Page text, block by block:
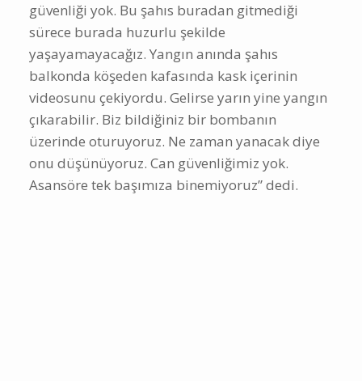
güvenliği yok. Bu şahıs buradan gitmediği
sürece burada huzurlu şekilde
yaşayamayacağız. Yangın anında şahıs
balkonda köşeden kafasında kask içerinin
videosunu çekiyordu. Gelirse yarın yine yangın
çıkarabilir. Biz bildiğiniz bir bombanın
üzerinde oturuyoruz. Ne zaman yanacak diye
onu düşünüyoruz. Can güvenliğimiz yok.
Asansöre tek başımıza binemiyoruz” dedi.